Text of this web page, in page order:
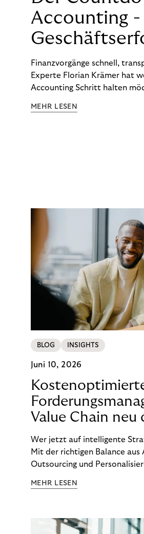
Accounting
Finanzvorgänge schnell,
Experte Florian Krämer hat
Accounting Schritt halten
MEHR LESEN
BLOG INSIGHTS
Juni 10, 2026
Value Chain neu
Wer jetzt auf intelligente
Mit der richtigen Balance
Outsourcing und
Ergebnisse sichern. Riverty
MEHR LESEN